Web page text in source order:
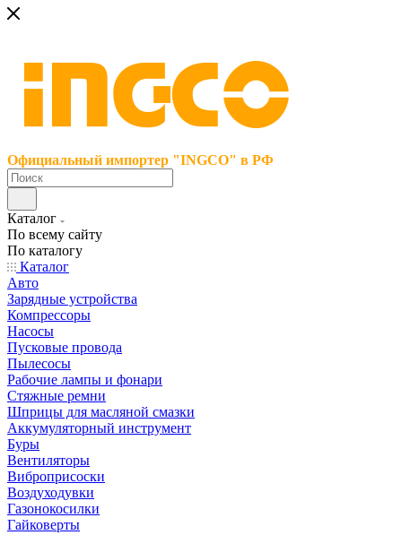
Официальный импортер "INGCO" в РФ
Каталог
По всему сайту
По каталогу
Каталог
Авто
Зарядные устройства
Компрессоры
Насосы
Пусковые провода
Пылесосы
Рабочие лампы и фонари
Стяжные ремни
Шприцы для масляной смазки
Аккумуляторный инструмент
Буры
Вентиляторы
Виброприсоски
Воздуходувки
Газонокосилки
Гайковерты